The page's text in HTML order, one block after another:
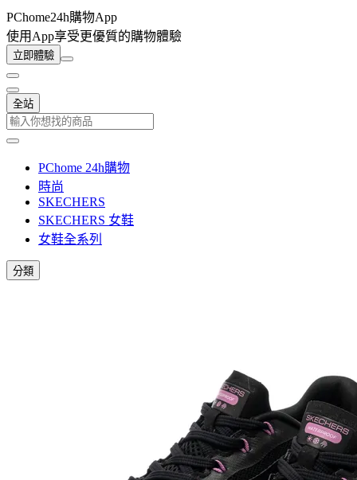
PChome24h購物App
使用App享受更優質的購物體驗
立即體驗
全站
PChome 24h購物
時尚
SKECHERS
SKECHERS 女鞋
女鞋全系列
分類